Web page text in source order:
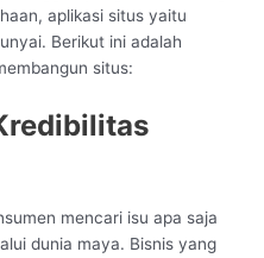
aplikasi situs yaitu
Berikut ini adalah
situs:
mencari isu apa saja
dunia maya. Bisnis yang